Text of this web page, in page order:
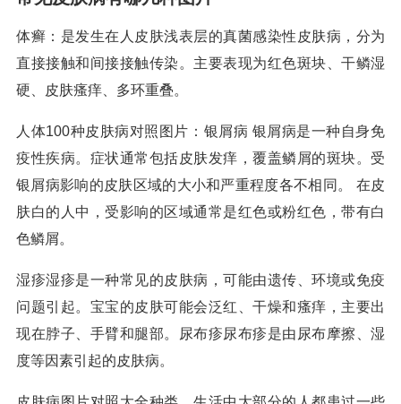
体癣：是发生在人皮肤浅表层的真菌感染性皮肤病，分为
直接接触和间接接触传染。主要表现为红色斑块、干鳞湿
硬、皮肤瘙痒、多环重叠。
人体100种皮肤病对照图片：银屑病 银屑病是一种自身免
疫性疾病。症状通常包括皮肤发痒，覆盖鳞屑的斑块。受
银屑病影响的皮肤区域的大小和严重程度各不相同。 在皮
肤白的人中，受影响的区域通常是红色或粉红色，带有白
色鳞屑。
湿疹湿疹是一种常见的皮肤病，可能由遗传、环境或免疫
问题引起。宝宝的皮肤可能会泛红、干燥和瘙痒，主要出
现在脖子、手臂和腿部。尿布疹尿布疹是由尿布摩擦、湿
度等因素引起的皮肤病。